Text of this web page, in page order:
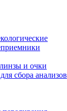
и очки
сбора анализов